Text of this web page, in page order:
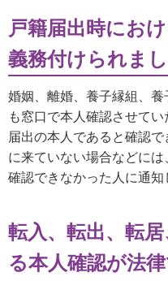
戸籍届出時にお
義務付けられま
婚姻、離婚、養子縁組、
も窓口で本人確認させて
届出の本人であると確認
に来ていない場合などに
確認できなかった人に通知
転入、転出、転
る本人確認が法